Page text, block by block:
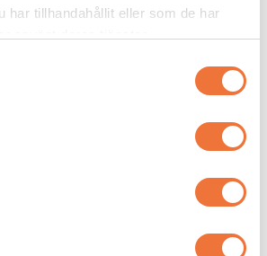
har tillhandahållit eller som de har